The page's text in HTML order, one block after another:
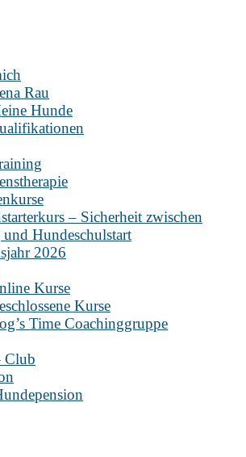
Rau
Hunde
– Sicherheit zwischen
Hundeschulstart
2026
Kurse
Kurse
Time Coachinggruppe
Club